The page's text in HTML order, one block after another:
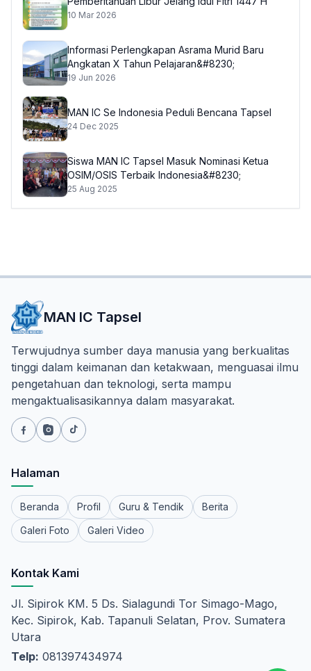
10 Mar 2026
Informasi Perlengkapan Asrama Murid Baru
Angkatan X Tahun Pelajaran&#8230;
19 Jun 2026
MAN IC Se Indonesia Peduli Bencana Tapsel
24 Dec 2025
Siswa MAN IC Tapsel Masuk Nominasi Ketua
OSIM/OSIS Terbaik Indonesia&#8230;
25 Aug 2025
MAN IC Tapsel
Terwujudnya sumber daya manusia yang berkualitas
tinggi dalam keimanan dan ketakwaan, menguasai ilmu
pengetahuan dan teknologi, serta mampu
mengaktualisasikannya dalam masyarakat.
Halaman
Beranda Profil Guru & Tendik
Berita
Galeri Foto
Galeri Video
Kontak Kami
Jl. Sipirok KM. 5 Ds. Sialagundi Tor Simago-Mago,
Kec. Sipirok, Kab. Tapanuli Selatan, Prov. Sumatera
Utara
Telp: 081397434974